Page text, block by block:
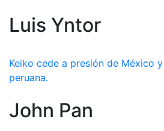
Luis Yntor
Keiko cede a presión de México
peruana.
John Pan